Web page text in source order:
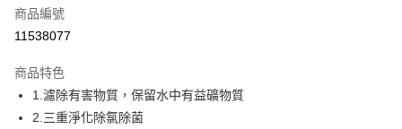
免運費
商品編號
11538077
商品特色
1.濾除有害物質，保留水中有益礦物質
2.三重淨化除氯除菌